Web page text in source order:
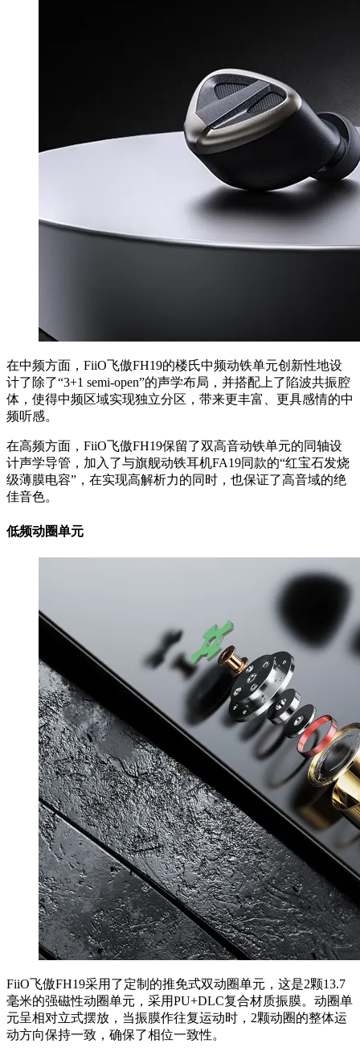
在中频方面，FiiO飞傲FH19的楼氏中频动铁单元创新性地设
计了除了“3+1 semi-open”的声学布局，并搭配上了陷波共振腔
体，使得中频区域实现独立分区，带来更丰富、更具感情的中
频听感。
在高频方面，FiiO飞傲FH19保留了双高音动铁单元的同轴设
计声学导管，加入了与旗舰动铁耳机FA19同款的“红宝石发烧
级薄膜电容”，在实现高解析力的同时，也保证了高音域的绝
佳音色。
低频动圈单元
FiiO飞傲FH19采用了定制的推免式双动圈单元，这是2颗13.7
毫米的强磁性动圈单元，采用PU+DLC复合材质振膜。动圈单
元呈相对立式摆放，当振膜作往复运动时，2颗动圈的整体运
动方向保持一致，确保了相位一致性。